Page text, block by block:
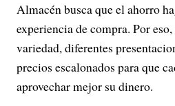
Almacén busca que el ahorro
experiencia de compra. Por
variedad, diferentes
precios escalonados para que
aprovechar mejor su dinero.